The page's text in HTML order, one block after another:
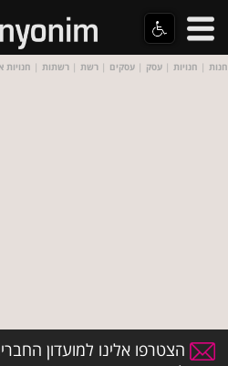
חנות | חנויות | עסק | עסקים | רשת | רשתות | חנויות
הצטרפו אלינו למועדון